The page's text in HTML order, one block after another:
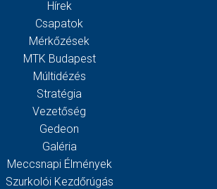
Hírek
Csapatok
Mérkőzések
MTK Budapest
Múltidézés
Stratégia
Vezetőség
Gedeon
Galéria
Meccsnapi Élmények
Szurkolói Kezdőrúgás